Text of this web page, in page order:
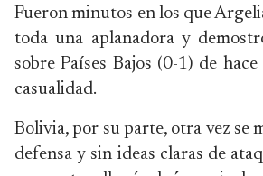
Fueron minutos en los que
toda una aplanadora y
sobre Países Bajos (0-1) de
casualidad.
Bolivia, por su parte, otra vez se
defensa y sin ideas claras de